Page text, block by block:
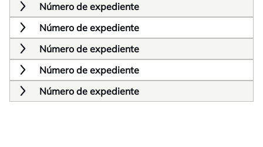
Número de expediente
Número de expediente
Número de expediente
Número de expediente
Número de expediente